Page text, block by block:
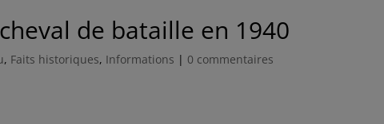
de bataille en 1940
, Faits historiques, Informations | 0 commentaires